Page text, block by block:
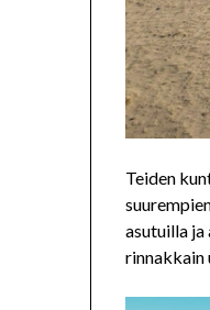
Teiden
asutuilla
rinnakkain